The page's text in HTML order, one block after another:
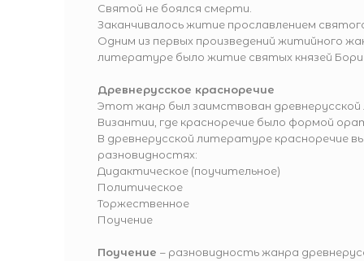
Святой не боялся смерти.
Заканчивалось житие прославлением
Одним из первых произведений житийного
литературе было житие святых князей
Древнерусское красноречие
Этот жанр был заимствован
Византии, где красноречие было формой
В древнерусской литературе красноречие
разновидностях:
Дидактическое (поучительное)
Политическое
Торжественное
Поучение
Поучение – разновидность жанра